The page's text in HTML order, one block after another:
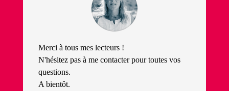
Merci à tous mes lecteurs !
N'hésitez pas à me contacter pour toutes vos
questions.
A bientôt.